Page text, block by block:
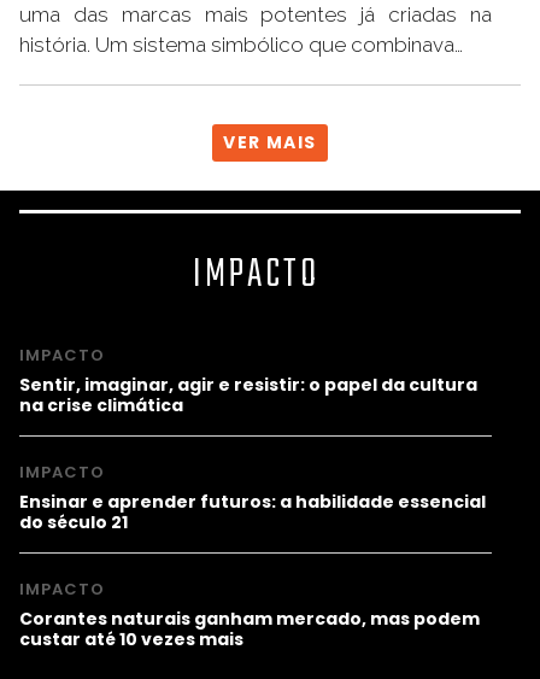
uma das marcas mais potentes já criadas na
história. Um sistema simbólico que combinava…
VER MAIS
IMPACTO
IMPACTO
Sentir, imaginar, agir e resistir: o papel da cultura
na crise climática
IMPACTO
Ensinar e aprender futuros: a habilidade essencial
do século 21
IMPACTO
Corantes naturais ganham mercado, mas podem
custar até 10 vezes mais